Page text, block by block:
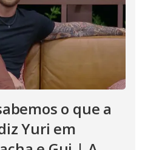
o que a
Yuri em